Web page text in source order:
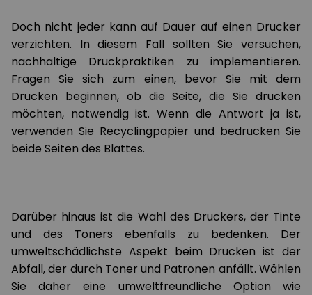
Doch nicht jeder kann auf Dauer auf einen Drucker
verzichten. In diesem Fall sollten Sie versuchen,
nachhaltige Druckpraktiken zu implementieren.
Fragen Sie sich zum einen, bevor Sie mit dem
Drucken beginnen, ob die Seite, die Sie drucken
möchten, notwendig ist. Wenn die Antwort ja ist,
verwenden Sie Recyclingpapier und bedrucken Sie
beide Seiten des Blattes.
Darüber hinaus ist die Wahl des Druckers, der Tinte
und des Toners ebenfalls zu bedenken. Der
umweltschädlichste Aspekt beim Drucken ist der
Abfall, der durch Toner und Patronen anfällt. Wählen
Sie daher eine umweltfreundliche Option wie